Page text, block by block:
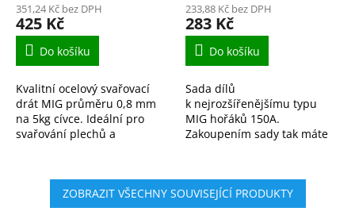
351,24 Kč bez DPH
425 Kč
Do košíku
Kvalitní ocelový svařovací
drát MIG průměru 0,8 mm
na 5kg cívce. Ideální pro
svařování plechů a
nebo argonu. Stabilní oblouk
233,88 Kč bez DPH
283 Kč
Do košíku
Sada dílů
k nejrozšířenějšímu typu
MIG hořáků 150A.
Zakoupením sady tak máte
ZOBRAZIT VŠECHNY SOUVISEJÍCÍ PRODUKTY